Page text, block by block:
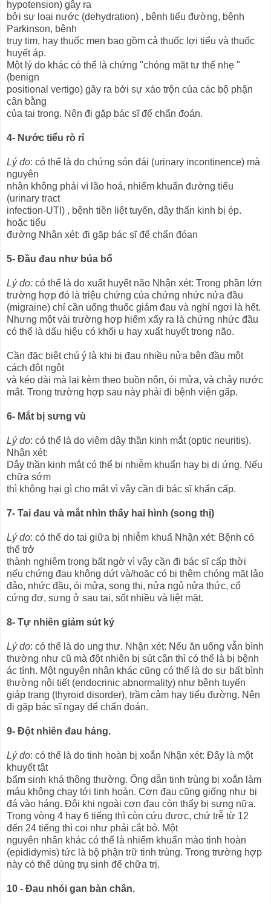
hypotension) gây ra
bởi sự loại nước (dehydration) , bệnh tiểu đường, bệnh
Parkinson, bệnh
trụy tim, hay thuốc men bao gồm cả thuốc lợi tiểu và thuốc
huyết áp.
Một lý do khác có thể là chứng "chóng mặt tư thế nhẹ "
(benign
positional vertigo) gây ra bởi sự xáo trộn của các bộ phận
cân bằng
của tai trong. Nên đi gặp bác sĩ để chẩn đoán.
4- Nước tiểu rò rỉ
Lý do: có thể là do chứng són đái (urinary incontinence) mà
nguyên
nhân không phải vì lão hoá, nhiểm khuẩn đường tiểu
(urinary tract
infection-UTI) , bệnh tiền liệt tuyến, dây thẩn kinh bị ép.
hoặc tiểu
đường Nhận xét: đi gặp bác sĩ để chẩn đóan
5- Đầu đau như búa bổ
Lý do: có thể là do xuất huyết não Nhận xét: Trong phần lớn
trường hợp đó là triệu chứng của chứng nhức nửa đầu
(migraine) chỉ cần uống thuốc giảm đau và nghỉ ngơi là hết.
Nhưng một vài trường hợp hiếm xẩy ra là chứng nhức đầu
có thể là dấu hiệu có khối u hay xuất huyết trong não.
Cần đặc biệt chú ý là khi bị đau nhiều nửa bên đầu một
cách đột ngột
và kéo dài mà lại kèm theo buồn nôn, ói mửa, và chảy nước
mắt. Trong trường hợp sau này phải đi bệnh viện gấp.
6- Mắt bị sưng vù
Lý do: có thể là do viêm dây thần kinh mắt (optic neuritis).
Nhận xét:
Dây thần kinh mắt có thể bị nhiễm khuẩn hay bị dị ứng. Nếu
chữa sớm
thì không hại gì cho mắt vì vậy cần đi bác sĩ khẩn cấp.
7- Tai đau và mắt nhìn thấy hai hình (song thị)
Lý do: có thể do tai giữa bị nhiễm khuẩ Nhận xét: Bệnh có
thể trở
thành nghiêm trọng bất ngờ vì vậy cần đi bác sĩ cấp thời
nếu chứng đau không dứt và/hoặc có bị thêm chóng mặt lảo
đảo, nhức đầu, ói mửa, song thị, nửa ngủ nửa thức, cổ
cứng đơ, sưng ở sau tai, sốt nhiều và liệt mặt.
8- Tự nhiên giảm sút ký
Lý do: có thể là do ung thư. Nhận xét: Nếu ăn uống vẫn bình
thường như cũ mà đột nhiên bị sút cân thì có thể là bị bệnh
ác tính. Một nguyên nhân khác cũng có thể là do sự bất bình
thường nội tiết (endocrinic abnormality) như bệnh tuyến
giáp trạng (thyroid disorder), trầm cảm hay tiểu đường. Nên
đi gặp bác sĩ ngay để chẩn đoán.
9- Đột nhiên đau háng.
Lý do: có thể là do tinh hoàn bị xoắn Nhận xét: Đây là một
khuyết tật
bẩm sinh khá thông thường. Ống dẫn tinh trùng bị xoắn làm
máu không chạy tới tinh hoàn. Cơn đau cũng giống như bị
đá vào háng. Đôi khi ngoài cơn đau còn thấy bị sưng nữa.
Trong vòng 4 hay 6 tiếng thì còn cứu đươc, chứ trễ từ 12
đến 24 tiếng thì coi như phải cắt bỏ. Một
nguyên nhân khác có thể là nhiểm khuẩn mào tinh hoàn
(epididymis) tức là bộ phận trữ tinh trùng. Trong trường hợp
này có thể dùng trụ sinh để chữa trị.
10 - Đau nhói gan bàn chân.